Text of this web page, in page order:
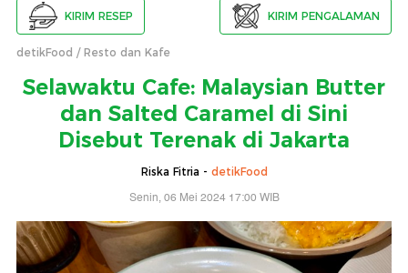
KIRIM RESEP KIRIM PENGALAMAN
detikFood Resto dan Kafe
Selawaktu Cafe: Malaysian Butter
dan Salted Caramel di Sini
Disebut Terenak di Jakarta
Riska Fitria - detikFood
Senin, 06 Mei 2024 17:00 WIB